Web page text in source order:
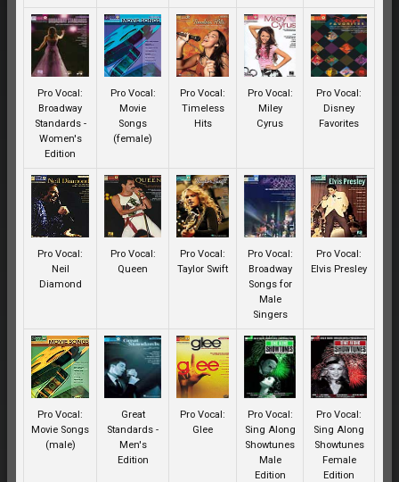
Pro Vocal:
Broadway
Standards -
Women's
Edition
Pro Vocal:
Movie
Songs
(female)
Pro Vocal:
Timeless
Hits
Pro Vocal:
Miley
Cyrus
Pro Vocal:
Disney
Favorites
Pro Vocal:
Neil
Diamond
Pro Vocal:
Queen
Pro Vocal:
Taylor Swift
Pro Vocal:
Broadway
Songs for
Male
Singers
Pro Vocal:
Elvis Presley
Pro Vocal:
Movie Songs
(male)
Great
Standards -
Men's
Edition
Pro Vocal:
Glee
Pro Vocal:
Sing Along
Showtunes
Male
Edition
Pro Vocal:
Sing Along
Showtunes
Female
Edition